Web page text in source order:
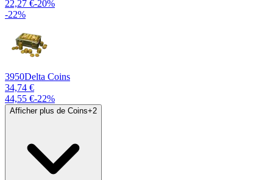
22,27 €-20%
-22%
3950Delta Coins
34,74 €
44,55 €-22%
Afficher plus de Coins+2